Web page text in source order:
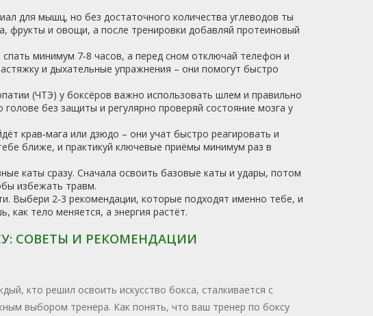
для мышц, но без достаточного количества углеводов ты
фрукты и овощи, а после тренировки добавляй протеиновый
спать минимум 7‑8 часов, а перед сном отключай телефон и
и дыхательные упражнения – они помогут быстро
(ЧТЭ) у боксёров важно использовать шлем и правильно
без защиты и регулярно проверяй состояние мозга у
крав‑мага или дзюдо – они учат быстро реагировать и
ближе, и практикуй ключевые приёмы минимум раз в
каты сразу. Сначала освоить базовые каты и удары, потом
избежать травм.
Выбери 2‑3 рекомендации, которые подходят именно тебе, и
как тело меняется, а энергия растёт.
СОВЕТЫ И РЕКОМЕНДАЦИИ
кто решил освоить искусство бокса, сталкивается с
выбором тренера. Как понять, что ваш тренер по боксу